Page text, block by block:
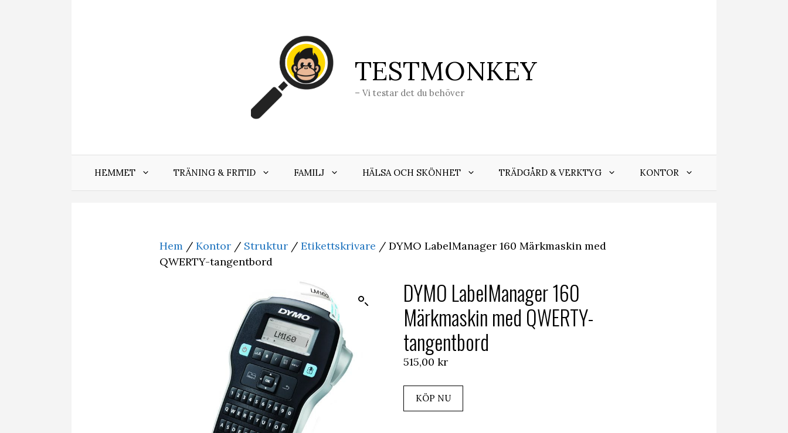
TESTMONKEY
– Vi testar det du behöver
HEMMET TRÄNING & FRITID FAMILJ HÄLSA OCH SKÖNHET TRÄDGÅRD & VERKTYG KONTOR
Hem / Kontor / Struktur / Etikettskrivare / DYMO LabelManager 160 Märkmaskin med
QWERTY-tangentbord
DYMO LabelManager 160
Märkmaskin med QWERTY-
tangentbord
515,00 kr
KÖP NU